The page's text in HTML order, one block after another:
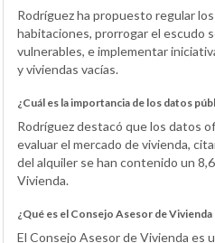
Rodríguez ha propuesto regular
habitaciones, prorrogar el escudo
vulnerables, e implementar
y viviendas vacías.
¿Cuál es la importancia de los datos
Rodríguez destacó que los datos
evaluar el mercado de vivienda,
del alquiler se han contenido un
Vivienda.
¿Qué es el Consejo Asesor de
El Consejo Asesor de Vivienda es